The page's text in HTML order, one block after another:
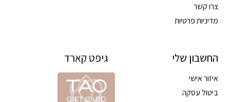
צרו קשר
מדיניות פרטיות
החשבון שלי
איזור אישי
ביטול עסקה
גיפט קארד